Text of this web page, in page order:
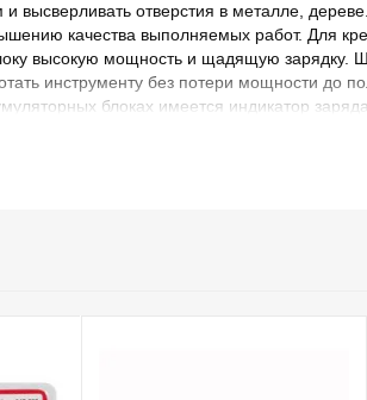
высверливать отверстия в металле,
качества выполняемых работ. Для
высокую мощность и щадящую
инструменту без потери мощности до
блоках имеется индикатор